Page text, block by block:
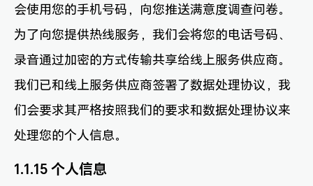
会使用您的手机号码，向您推送满意度调查问卷。
为了向您提供热线服务，我们会将您的电话号码、
录音通过加密的方式传输共享给线上服务供应商。
我们已和线上服务供应商签署了数据处理协议，我
们会要求其严格按照我们的要求和数据处理协议来
处理您的个人信息。
1.1.15 个人信息